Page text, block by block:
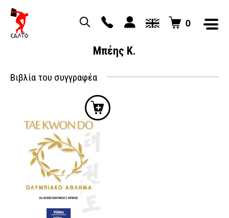
0
Μπέης Κ.
Βιβλία του συγγραφέα